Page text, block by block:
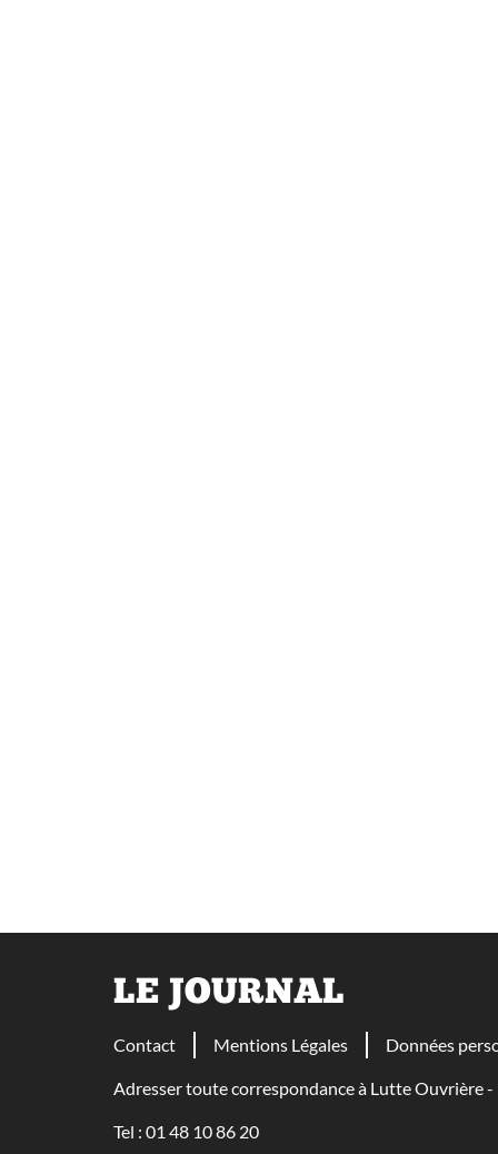
LE JOURNAL
Contact Mentions Légales Données
Adresser toute correspondance à Lutte Ouvrière
Tel : 01 48 10 86 20